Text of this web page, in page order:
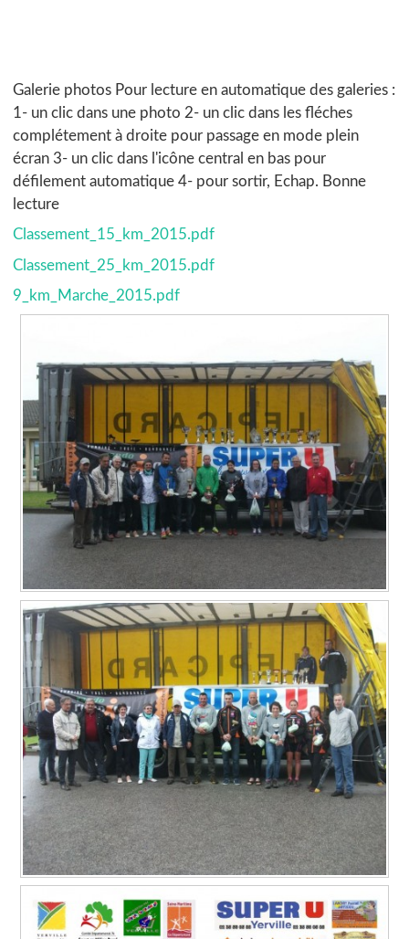
Galerie photos Pour lecture en automatique des galeries :
1- un clic dans une photo 2- un clic dans les fléches
complétement à droite pour passage en mode plein
écran 3- un clic dans l'icône central en bas pour
défilement automatique 4- pour sortir, Echap. Bonne
lecture
Classement_15_km_2015.pdf
Classement_25_km_2015.pdf
9_km_Marche_2015.pdf